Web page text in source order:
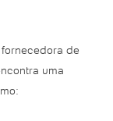
de
uma